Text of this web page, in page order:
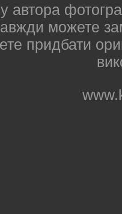
автора
можете
придбати